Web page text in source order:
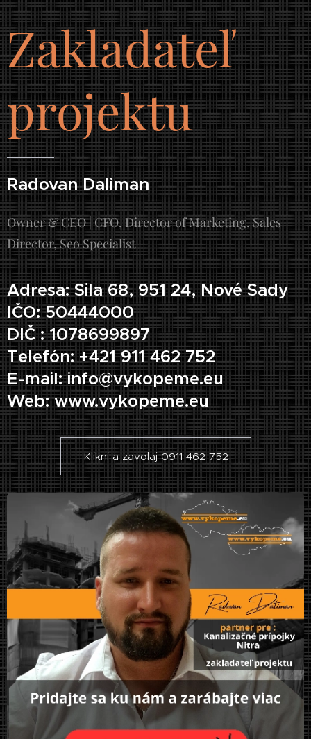
Zakladateľ
projektu
Radovan Daliman
Owner & CEO | CFO, Director of Marketing, Sales
Director, Seo Specialist
Adresa: Sila 68, 951 24, Nové Sady
IČO: 50444000
DIČ : 1078699897
Telefón: +421 911 462 752
E-mail: info@vykopeme.eu
Web: www.vykopeme.eu
Klikni a zavolaj 0911 462 752